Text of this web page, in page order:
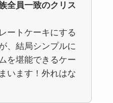
全員一致のクリス
ートケーキにする
、結局シンプルに
を堪能できるケー
います！外れはな